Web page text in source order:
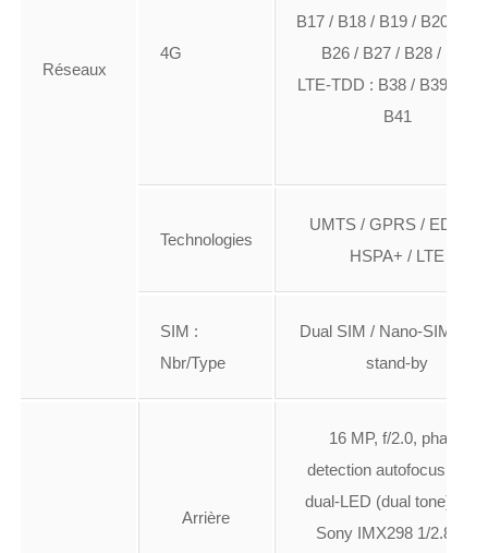
Réseaux
4G
B17 / B18 / B19 / B20 /
B26 / B27 / B28 / B29
LTE-TDD : B38 / B39 /
B41
Technologies
UMTS / GPRS / EDGE /
HSPA+ / LTE
SIM :
Nbr/Type
Dual SIM / Nano-SIM /
stand-by
Arrière
16 MP, f/2.0, phase
detection autofocus, OIS,
dual-LED (dual tone) flash
Sony IMX298 1/2.8″ w/